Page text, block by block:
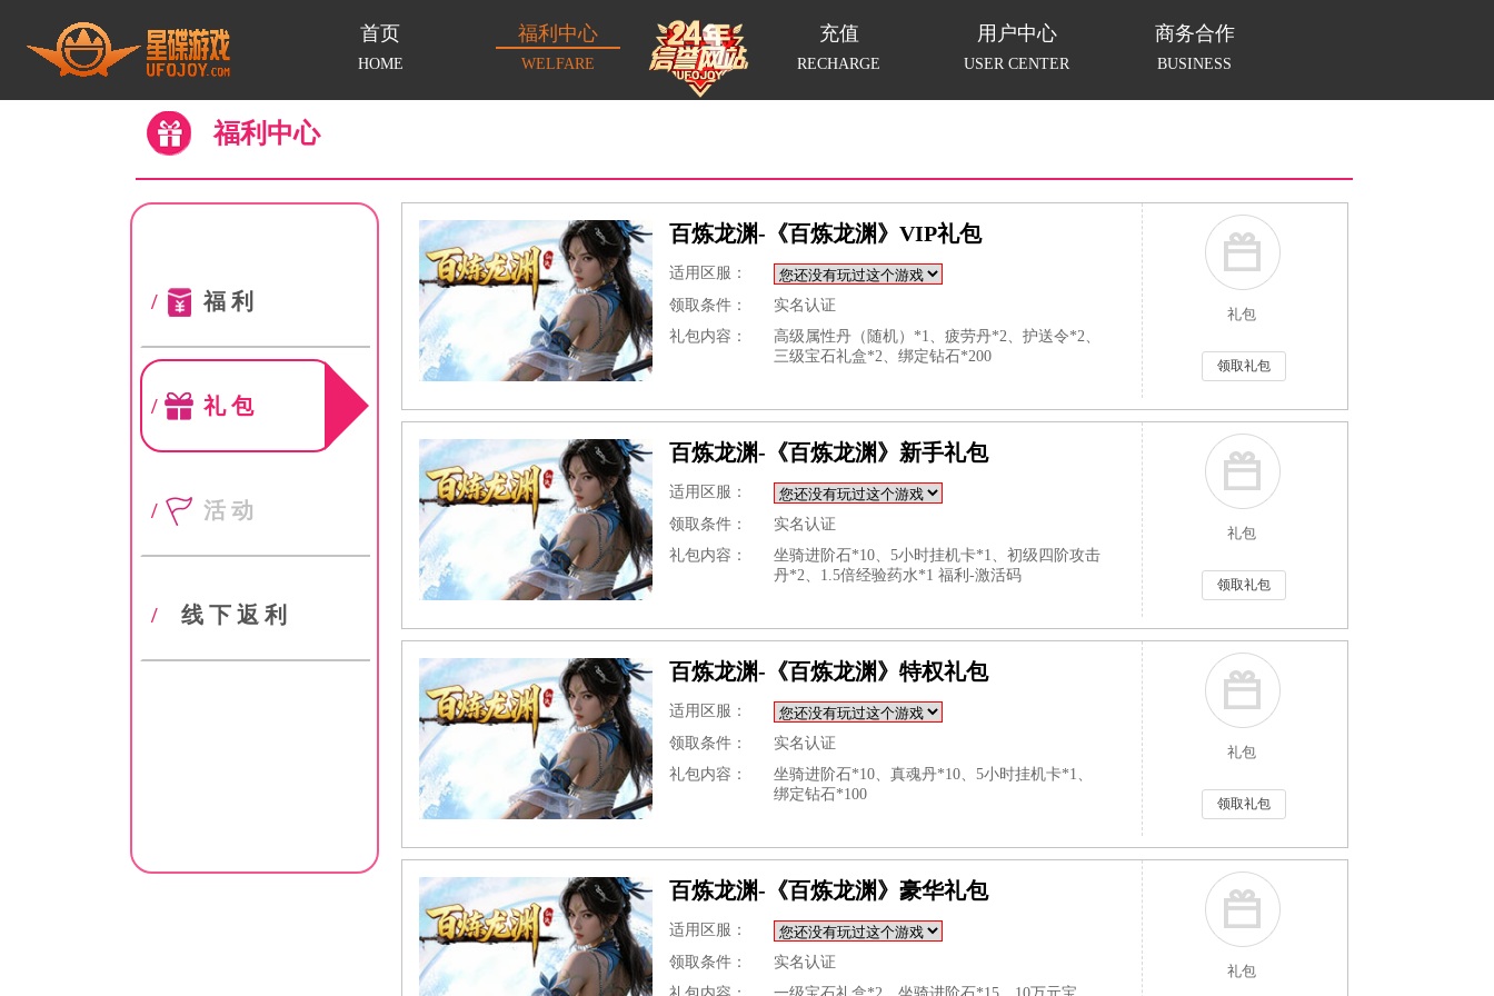
首页
HOME
福利中心
WELFARE
充值
RECHARGE
用户中心
USER CENTER
商务合作
BUSINESS
福利中心
福利
/
礼包
/
活动
/
线下返利
/
百炼龙渊-《百炼龙渊》VIP礼包
适用区服：
领取条件：
实名认证
礼包内容：
高级属性丹（随机）*1、疲劳丹*2、护送令*2、
三级宝石礼盒*2、绑定钻石*200
礼包
领取礼包
百炼龙渊-《百炼龙渊》新手礼包
适用区服：
领取条件：
实名认证
礼包内容：
坐骑进阶石*10、5小时挂机卡*1、初级四阶攻击
丹*2、1.5倍经验药水*1 福利-激活码
礼包
领取礼包
百炼龙渊-《百炼龙渊》特权礼包
适用区服：
领取条件：
实名认证
礼包内容：
坐骑进阶石*10、真魂丹*10、5小时挂机卡*1、
绑定钻石*100
礼包
领取礼包
百炼龙渊-《百炼龙渊》豪华礼包
适用区服：
领取条件：
实名认证
礼包